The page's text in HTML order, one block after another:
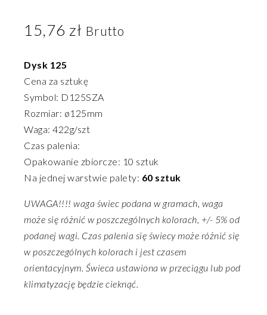
15,76 zł Brutto
Dysk 125
Cena za sztukę
Symbol: D125SZA
Rozmiar: ø125mm
Waga: 422g/szt
Czas palenia:
Opakowanie zbiorcze: 10 sztuk
Na jednej warstwie palety: 60 sztuk
UWAGA!!!! waga świec podana w gramach, waga
może się różnić w poszczególnych kolorach, +/- 5% od
podanej wagi. Czas palenia się świecy może różnić się
w poszczególnych kolorach i jest czasem
orientacyjnym. Świeca ustawiona w przeciągu lub pod
klimatyzację będzie cieknąć.